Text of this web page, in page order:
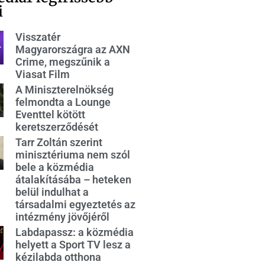
Visszatér
Magyarországra az AXN
Crime, megszűnik a
Viasat Film
A Miniszterelnökség
felmondta a Lounge
Eventtel kötött
keretszerződését
Tarr Zoltán szerint
minisztériuma nem szól
bele a közmédia
átalakításába – heteken
belül indulhat a
társadalmi egyeztetés az
intézmény jövőjéről
Labdapassz: a közmédia
helyett a Sport TV lesz a
kézilabda otthona